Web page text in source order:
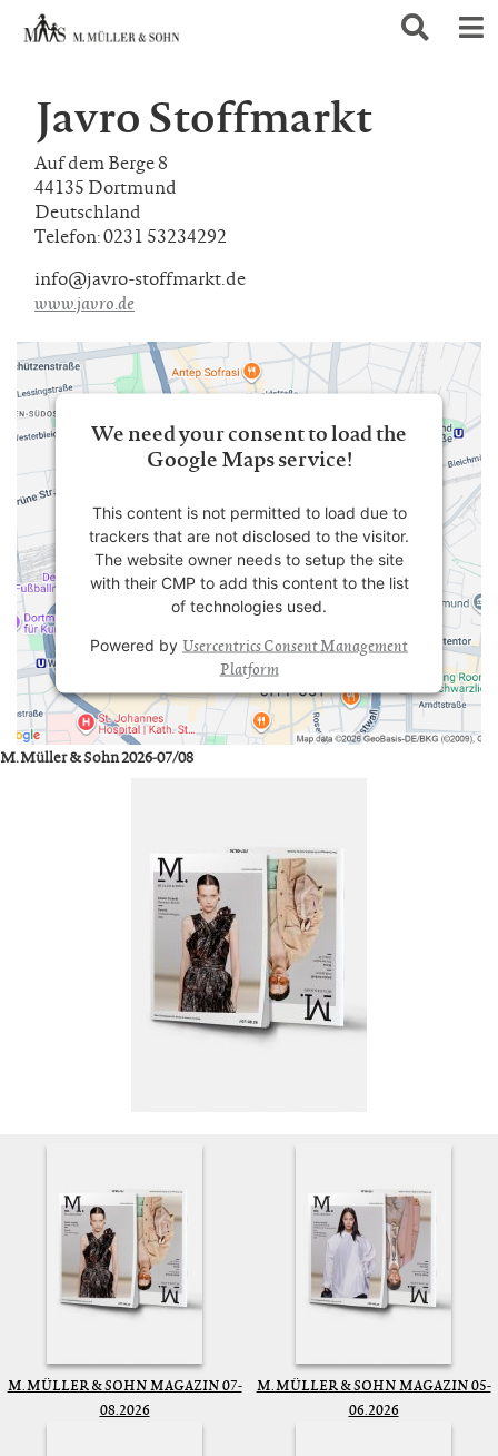
Javro Stoffmarkt
Auf dem Berge 8
44135 Dortmund
Deutschland
Telefon: 0231 53234292
info@javro-stoffmarkt.de
www.javro.de
We need your consent to load the
Google Maps service!
This content is not permitted to load due to
trackers that are not disclosed to the visitor.
The website owner needs to setup the site
with their CMP to add this content to the list
of technologies used.
Powered by Usercentrics Consent Management
Platform
M. Müller & Sohn 2026-07/08
M. MÜLLER & SOHN MAGAZIN 07-
08.2026
M. MÜLLER & SOHN MAGAZIN 05-
06.2026